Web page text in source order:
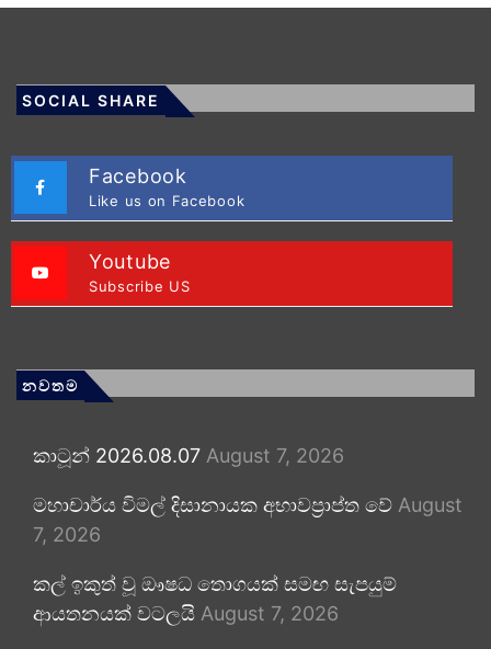
SOCIAL SHARE
Facebook
Like us on Facebook
Youtube
Subscribe US
නවතම
කාටූන් 2026.08.07 August 7, 2026
මහාචාර්ය විමල් දිසානායක අභාවප්‍රාප්ත වේ August
7, 2026
කල් ඉකුත් වූ ඖෂධ තොගයක් සමඟ සැපයුම්
ආයතනයක් වටලයි August 7, 2026